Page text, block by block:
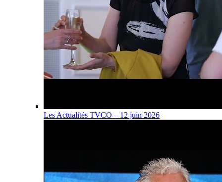
Les Actualités TVCO – 12 juin 2026